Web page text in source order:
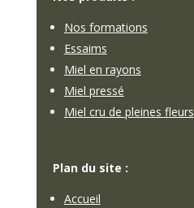
Nos formations
Essaims
Miel en rayons
Miel pressé
Miel cru de pleines fleurs
Plan du site :
Accueil